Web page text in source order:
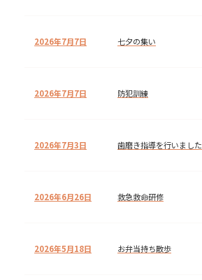
2026年7月7日 七夕の集い
2026年7月7日 防犯訓練
2026年7月3日 歯磨き指導を行いました
2026年6月26日 救急救命研修
2026年5月18日 お弁当持ち散歩